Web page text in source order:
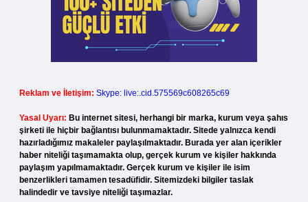
Reklam ve İletişim: Skype: live:.cid.575569c608265c69
Yasal Uyarı: Bu internet sitesi, herhangi bir marka, kurum veya şahıs
şirketi ile hiçbir bağlantısı bulunmamaktadır. Sitede yalnızca kendi
hazırladığımız makaleler paylaşılmaktadır. Burada yer alan içerikler
haber niteliği taşımamakta olup, gerçek kurum ve kişiler hakkında
paylaşım yapılmamaktadır. Gerçek kurum ve kişiler ile isim
benzerlikleri tamamen tesadüfidir. Sitemizdeki bilgiler taslak
halindedir ve tavsiye niteliği taşımazlar.